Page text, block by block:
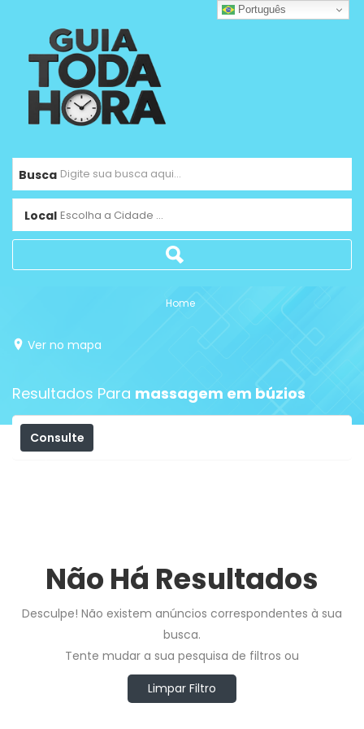
Busca
Local Escolha a Cidade ...
Home
Ver no mapa
Resultados Para massagem em búzios
Consulte
Não Há Resultados
Desculpe! Não existem anúncios correspondentes à sua
busca.
Tente mudar a sua pesquisa de filtros ou
Limpar Filtro
Português